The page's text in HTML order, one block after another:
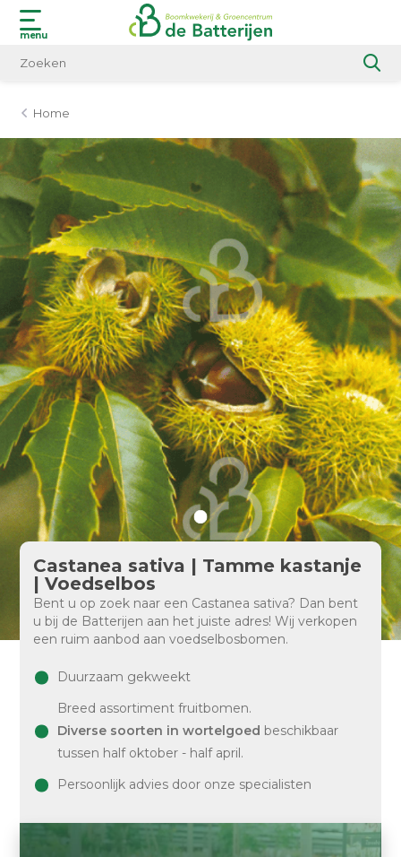
menu
Home
Castanea sativa | Tamme kastanje
| Voedselbos
Bent u op zoek naar een Castanea sativa? Dan bent
u bij de Batterijen aan het juiste adres! Wij verkopen
een ruim aanbod aan voedselbosbomen.
Duurzaam gekweekt
Breed assortiment fruitbomen.
Diverse soorten in wortelgoed beschikbaar
tussen half oktober - half april.
Persoonlijk advies door onze specialisten